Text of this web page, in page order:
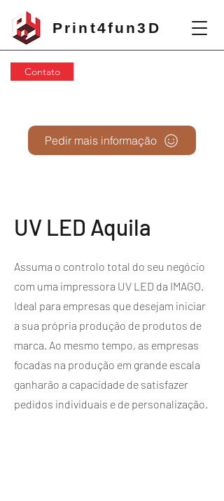
Print4fun3D
Contato
Pedir mais informação
UV LED Aquila
Assuma o controlo total do seu negócio
com uma impressora UV LED da IMAGO.
Ideal para empresas que desejam iniciar
a sua própria produção de produtos de
marca. Ao mesmo tempo, as empresas
focadas na produção em grande escala
ganharão a capacidade de satisfazer
pedidos individuais e de personalização.